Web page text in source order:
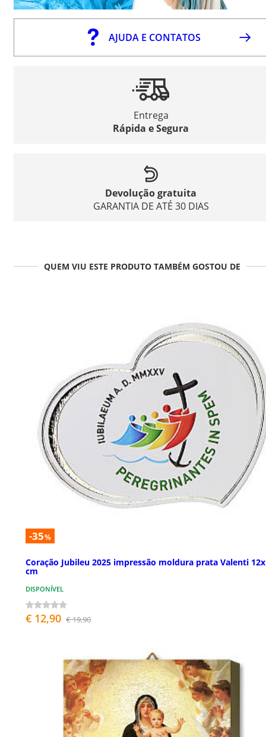
AJUDA E CONTATOS
Entrega
Rápida e Segura
Devolução gratuita
GARANTIA DE ATÉ 30 DIAS
QUEM VIU ESTE PRODUTO TAMBÉM GOSTOU DE
-35%
Coração Jubileu 2025 impressão moldura prata Valenti
cm
DISPONÍVEL
€ 12,90 € 19,90